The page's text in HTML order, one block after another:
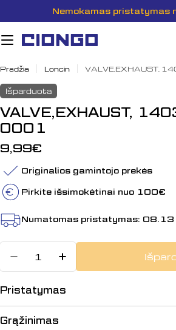
prie
turinio
Nemokamas pristatymas
Pradžia Loncin VALVE,EXHAUST,
Išparduota
VALVE,EXHAUST,
0001
Įprasta
kaina
9,99€
Originalios gamintojo prekės
Pirkite išsimokėtinai nuo 100€
Numatomas pristatymas: 08.13
Sumažinti kiekį:
Padidinti
Pristatymas
Grąžinimas